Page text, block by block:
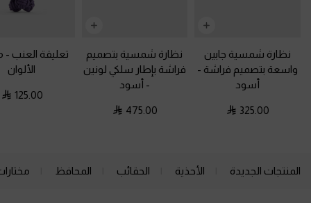
نظارة شمسية جابين
واسعة بتصميم فراشة -
أسود
325.00
نظارة شمسية بتصميم
فراشة بإطار سلكي لونين
- أسود
475.00
تعليقة العنب -
الألوان
125.00
المنتجات الجديدة الأحذية الحقائب المحافظ